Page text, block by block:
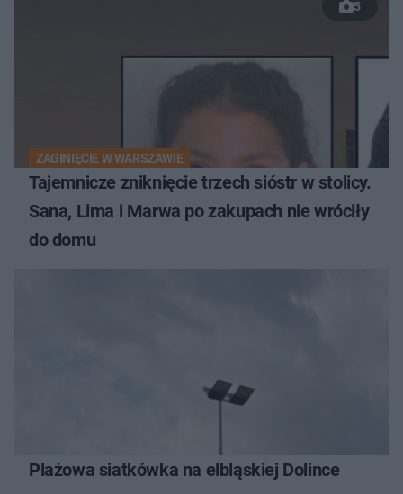
5
ZAGINIĘCIE W WARSZAWIE
Tajemnicze zniknięcie trzech sióstr w stolicy.
Sana, Lima i Marwa po zakupach nie wróciły
do domu
Plażowa siatkówka na elbląskiej Dolince